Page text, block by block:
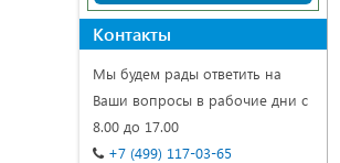
Контакты
Мы будем рады ответить на
Ваши вопросы в рабочие дни с
8.00 до 17.00
+7 (499) 117-03-65